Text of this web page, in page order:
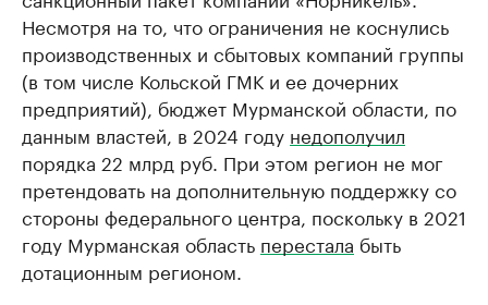
Несмотря на то, что ограничения не коснулись
производственных и сбытовых компаний группы
(в том числе Кольской ГМК и ее дочерних
предприятий), бюджет Мурманской области, по
данным властей, в 2024 году недополучил
порядка 22 млрд руб. При этом регион не мог
претендовать на дополнительную поддержку со
стороны федерального центра, поскольку в 2021
году Мурманская область перестала быть
дотационным регионом.